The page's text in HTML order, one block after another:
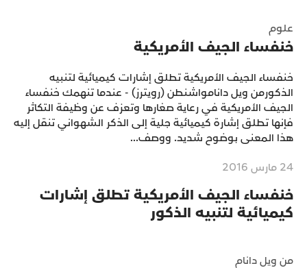
علوم
خنفساء الجيف الأمريكية
خنفساء الجيف الأمريكية تطلق إشارات كيميائية لتنبيه
الذكور‎من ويل دانام‎واشنطن (رويترز) - عندما تنهمك خنفساء
الجيف الأمريكية في رعاية صغارها وتعزف عن وظيفة التكاثر
فإنها تطلق إشارة كيميائية جلية إلى الذكر الشهواني تنقل إليه
هذا المعنى بوضوح شديد. ‎ووصف...
24 مارس 2016
خنفساء الجيف الأمريكية تطلق إشارات
كيميائية لتنبيه الذكور